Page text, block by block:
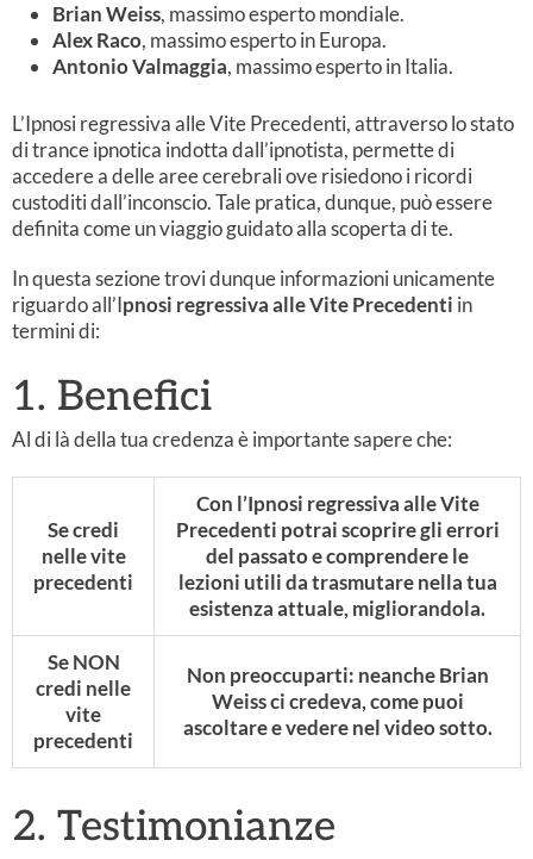
Brian Weiss, massimo esperto mondiale.
Alex Raco, massimo esperto in Europa.
Antonio Valmaggia, massimo esperto in Italia.
L’Ipnosi regressiva alle Vite Precedenti, attraverso lo stato
di trance ipnotica indotta dall’ipnotista, permette di
accedere a delle aree cerebrali ove risiedono i ricordi
custoditi dall’inconscio. Tale pratica, dunque, può essere
definita come un viaggio guidato alla scoperta di te.
In questa sezione trovi dunque informazioni unicamente
riguardo all’Ipnosi regressiva alle Vite Precedenti in
termini di:
1. Benefici
Al di là della tua credenza è importante sapere che:
Se credi
nelle vite
precedenti
Con l’Ipnosi regressiva alle Vite
Precedenti potrai scoprire gli errori
del passato e comprendere le
lezioni utili da trasmutare nella tua
esistenza attuale, migliorandola.
Se NON
credi nelle
vite
precedenti
Non preoccuparti: neanche Brian
Weiss ci credeva, come puoi
ascoltare e vedere nel video sotto.
2. Testimonianze